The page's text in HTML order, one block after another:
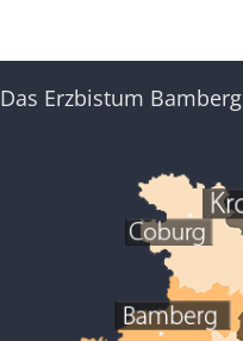
Das Erzbistum Bamberg